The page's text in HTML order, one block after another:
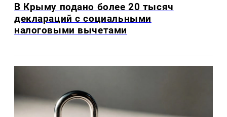
В Крыму подано более 20 тысяч
деклараций с социальными
налоговыми вычетами